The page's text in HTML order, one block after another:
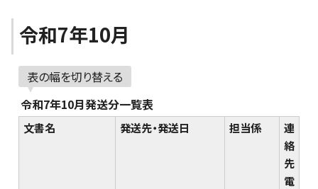
令和7年10月
表の幅を切り替える
令和7年10月発送分一覧表
文書名 発送先・発送日 担当係
連
絡
先
電